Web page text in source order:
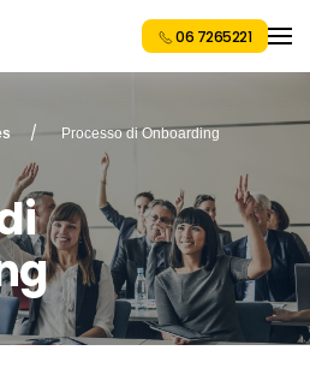
06 7265221
Processo di Onboarding